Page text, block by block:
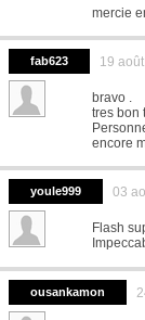
mercie
fab623 19
bravo .
tres bon
encore
youle999 03
Flash
ousankamon